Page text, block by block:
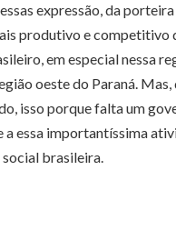
expressão, da
produtivo e competitivo
em especial nessa
oeste do Paraná.
isso porque falta um
a essa importantíssima
brasileira.